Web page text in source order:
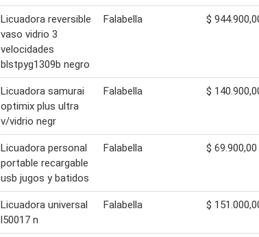
Licuadora reversible
vaso vidrio 3
velocidades
blstpyg1309b negro
Falabella $
Licuadora samurai
optimix plus ultra
v/vidrio negr
Falabella $
Licuadora personal
portable recargable
usb jugos y batidos
Falabella $ 69.900,00
Licuadora universal
l50017 n
Falabella $